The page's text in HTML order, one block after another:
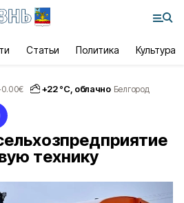
Статьи Политика Культура
€ +22°С, облачно Белгород
технику